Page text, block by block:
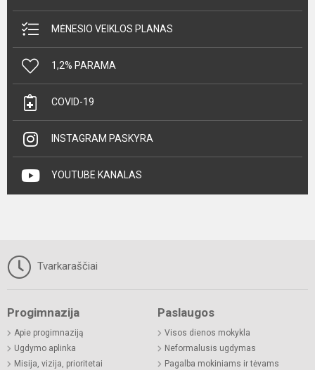
MĖNESIO VEIKLOS PLANAS
1,2% PARAMA
COVID-19
INSTAGRAM PASKYRA
YOUTUBE KANALAS
Tvarkaraščiai
Progimnazija
Apie progimnaziją
Ugdymo aplinka
Misija, vizija, prioritetai
Paslaugos
Visos dienos mokykla
Neformalusis ugdymas
Pagalba mokiniams ir tėvams